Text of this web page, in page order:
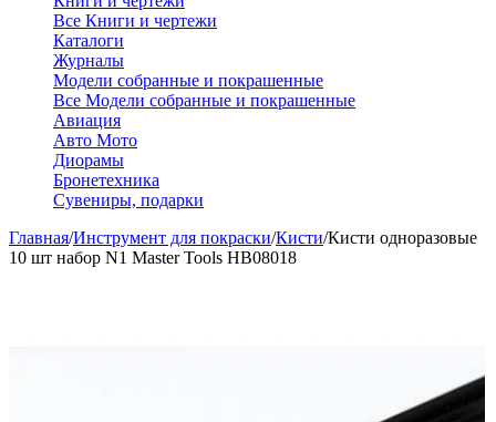
Все Книги и чертежи
Каталоги
Журналы
Модели собранные и покрашенные
Все Модели собранные и покрашенные
Авиация
Авто Мото
Диорамы
Бронетехника
Сувениры, подарки
Главная/Инструмент для покраски/Кисти/Кисти одноразовые
10 шт набор N1 Master Tools HB08018